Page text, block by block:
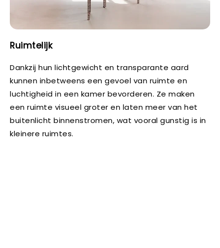
Ruimtelijk
Dankzij hun lichtgewicht en transparante aard
kunnen inbetweens een gevoel van ruimte en
luchtigheid in een kamer bevorderen. Ze maken
een ruimte visueel groter en laten meer van het
buitenlicht binnenstromen, wat vooral gunstig is in
kleinere ruimtes.